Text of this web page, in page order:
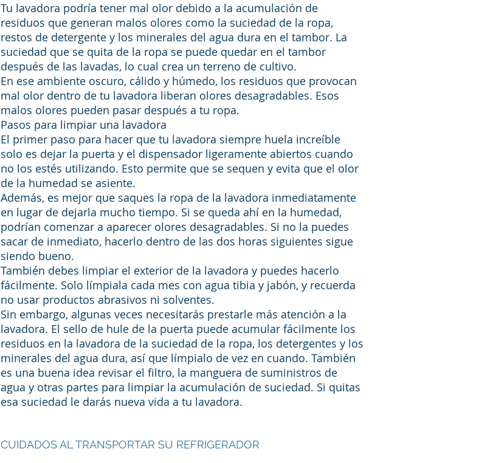
Tu lavadora podría tener mal olor debido a la acumulación de
residuos que generan malos olores como la suciedad de la ropa,
restos de detergente y los minerales del agua dura en el tambor. La
suciedad que se quita de la ropa se puede quedar en el tambor
después de las lavadas, lo cual crea un terreno de cultivo.
En ese ambiente oscuro, cálido y húmedo, los residuos que provocan
mal olor dentro de tu lavadora liberan olores desagradables. Esos
malos olores pueden pasar después a tu ropa.
Pasos para limpiar una lavadora
El primer paso para hacer que tu lavadora siempre huela increíble
solo es dejar la puerta y el dispensador ligeramente abiertos cuando
no los estés utilizando. Esto permite que se sequen y evita que el olor
de la humedad se asiente.
Además, es mejor que saques la ropa de la lavadora inmediatamente
en lugar de dejarla mucho tiempo. Si se queda ahí en la humedad,
podrían comenzar a aparecer olores desagradables. Si no la puedes
sacar de inmediato, hacerlo dentro de las dos horas siguientes sigue
siendo bueno.
También debes limpiar el exterior de la lavadora y puedes hacerlo
fácilmente. Solo límpiala cada mes con agua tibia y jabón, y recuerda
no usar productos abrasivos ni solventes.
Sin embargo, algunas veces necesitarás prestarle más atención a la
lavadora. El sello de hule de la puerta puede acumular fácilmente los
residuos en la lavadora de la suciedad de la ropa, los detergentes y los
minerales del agua dura, así que límpialo de vez en cuando. También
es una buena idea revisar el filtro, la manguera de suministros de
agua y otras partes para limpiar la acumulación de suciedad. Si quitas
esa suciedad le darás nueva vida a tu lavadora.
CUIDADOS AL TRANSPORTAR SU REFRIGERADOR